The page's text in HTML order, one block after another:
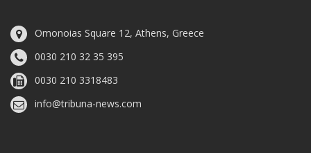
Omonoias Square 12, Athens, Greece
0030 210 32 35 395
0030 210 3318483
info@tribuna-news.com